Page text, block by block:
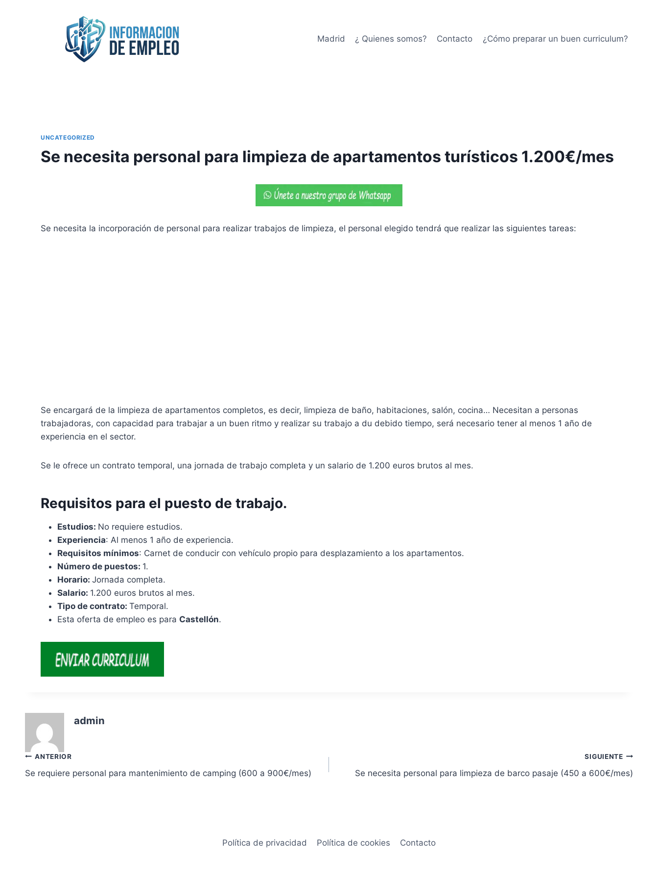
Madrid ¿ Quienes somos? Contacto ¿Cómo preparar un buen curriculum?
UNCATEGORIZED
Se necesita personal para limpieza de apartamentos turísticos 1.200€/mes
Se necesita la incorporación de personal para realizar trabajos de limpieza, el personal elegido tendrá que realizar las siguientes tareas:
Se encargará de la limpieza de apartamentos completos, es decir, limpieza de baño, habitaciones, salón, cocina… Necesitan a personas
trabajadoras, con capacidad para trabajar a un buen ritmo y realizar su trabajo a du debido tiempo, será necesario tener al menos 1 año de
experiencia en el sector.
Se le ofrece un contrato temporal, una jornada de trabajo completa y un salario de 1.200 euros brutos al mes.
Requisitos para el puesto de trabajo.
Estudios: No requiere estudios.
Experiencia: Al menos 1 año de experiencia.
Requisitos mínimos: Carnet de conducir con vehículo propio para desplazamiento a los apartamentos.
Número de puestos: 1.
Horario: Jornada completa.
Salario: 1.200 euros brutos al mes.
Tipo de contrato: Temporal.
Esta oferta de empleo es para Castellón.
admin
Navegación
de
ANTERIOR
Se requiere personal para mantenimiento de camping (600 a 900€/mes)
SIGUIENTE
Se necesita personal para limpieza de barco pasaje (450 a 600€/mes)
Política de privacidad Política de cookies Contacto